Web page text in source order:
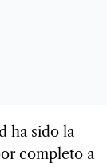
ha sido la
completo a